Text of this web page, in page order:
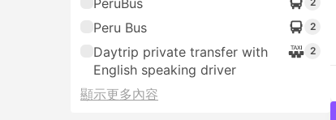
PeruBus
Peru Bus 2
Daytrip private transfer with
English speaking driver
2
顯示更多內容